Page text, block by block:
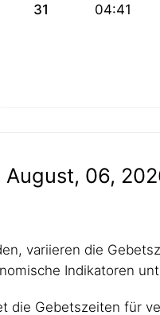
31 04:41
06,
variieren die
Indikatoren
die Gebetszeiten für